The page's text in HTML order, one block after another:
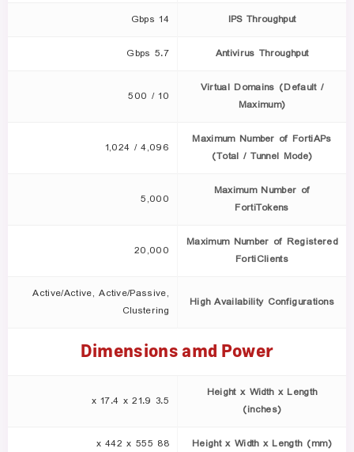
IPS Throughput
14 Gbps
Antivirus Throughput
5.7 Gbps
Virtual Domains (Default /
Maximum)
10 / 500
Maximum Number of FortiAPs
(Total / Tunnel Mode)
4,096 / 1,024
Maximum Number of
FortiTokens
5,000
Maximum Number of Registered
FortiClients
20,000
High Availability Configurations
Active/Active, Active/Passive,
Clustering
Dimensions amd Power
Height x Width x Length
(inches)
3.5 x 17.4 x 21.9
Height x Width x Length (mm)
88 x 442 x 555